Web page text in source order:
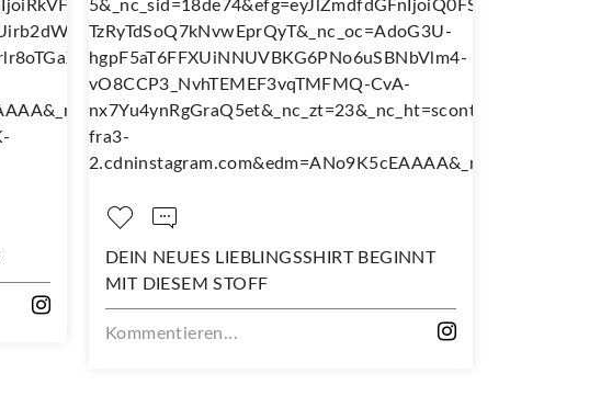
DEIN NEUES LIEBLINGSSHIRT BEGINNT
MIT DIESEM STOFF
Kommentieren...
NÄH DIR DEINEN
Kommentieren...